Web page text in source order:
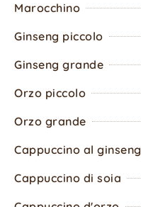
Marocchino
Ginseng piccolo
Ginseng grande
Orzo piccolo
Orzo grande
Cappuccino al ginseng
Cappuccino di soia